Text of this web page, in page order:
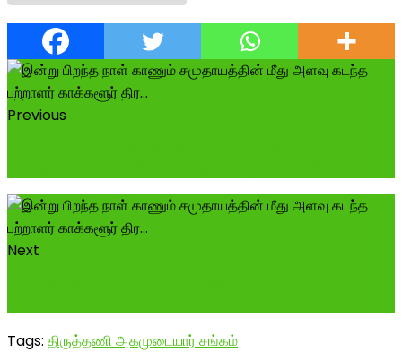
Previous
Next
Tags: திருத்தணி அகமுடையார் சங்கம்